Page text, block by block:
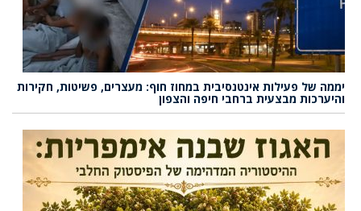
יממה של פעילות אינטנסיבית במחוז חוף: מעצרים, פשיטות, חקירות
והיערכות מבצעית ברחבי חיפה והצפון